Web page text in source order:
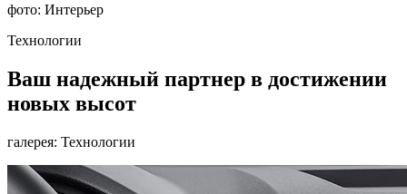
фото: Интерьер
Технологии
Ваш надежный партнер в достижении
новых высот
галерея: Технологии